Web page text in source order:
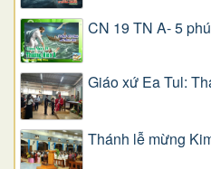
CN 19 TN A- 5
Giáo xứ Ea Tul:
Thánh lễ mừng